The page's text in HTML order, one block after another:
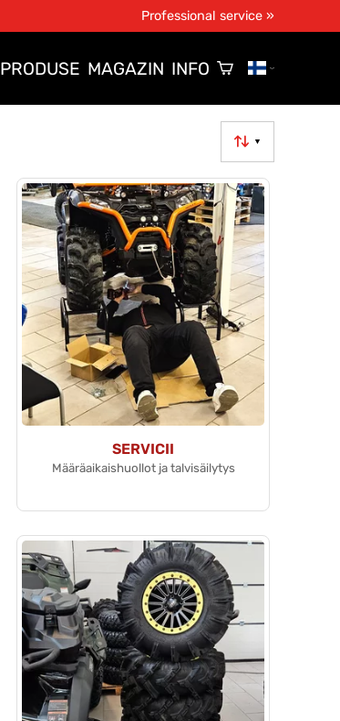
Professional service »
PRODUSE MAGAZIN INFO
▼
SERVICII
Määräaikaishuollot ja talvisäilytys